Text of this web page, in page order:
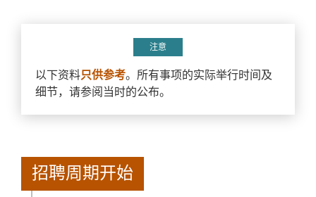
最新消息
帮助
暑期实习计划
注意
以下资料只供参考。所有事项的实际举行时间及
细节，请参阅当时的公布。
招聘周期开始